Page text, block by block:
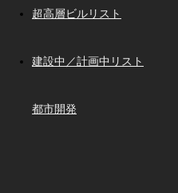
超高層ビルリスト
建設中／計画中リスト
都市開発